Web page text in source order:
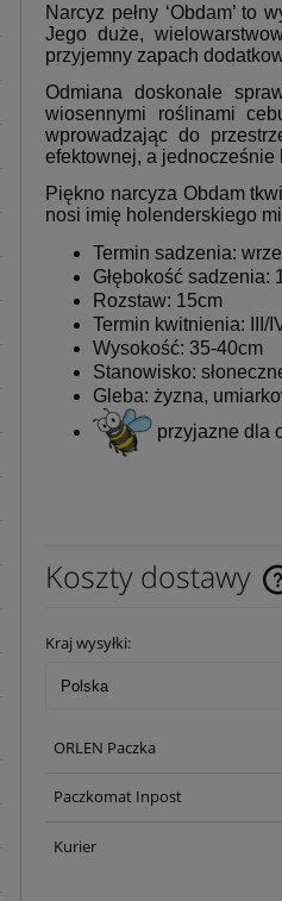
Narcyz pełny ‘Obdam’ to
Jego duże,
przyjemny zapach
Odmiana doskonale
wiosennymi roślinami
wprowadzając do
efektownej, a jednocześnie
Piękno narcyza Obdam
nosi imię holenderskiego
Termin sadzenia:
Głębokość sadzenia:
Rozstaw: 15cm
Termin kwitnienia: III/
Wysokość: 35-40cm
Stanowisko:
Gleba: żyzna,
przyjazne dla
Koszty dostawy
Kraj wysyłki:
ORLEN Paczka
Paczkomat Inpost
Kurier